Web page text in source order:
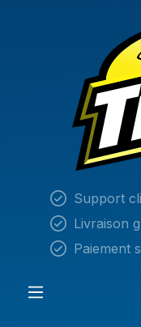
Support
Livraison
Paiement